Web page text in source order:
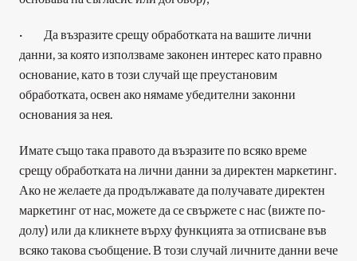
·         Да възразите срещу обработката на вашите лични
данни, за която използваме законен интерес като правно
основание, като в този случай ще преустановим
обработката, освен ако нямаме убедителни законни
основания за нея.
Имате също така правото да възразите по всяко време
срещу обработката на лични данни за директен маркетинг.
Ако не желаете да продължавате да получавате директен
маркетинг от нас, можете да се свържете с нас (вижте по-
долу) или да кликнете върху функцията за отписване във
всяко такова съобщение. В този случай личните данни вече